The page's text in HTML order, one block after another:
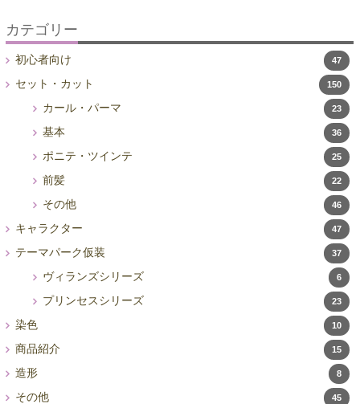
カテゴリー
初心者向け 47
セット・カット 150
カール・パーマ 23
基本 36
ポニテ・ツインテ 25
前髪 22
その他 46
キャラクター 47
テーマパーク仮装 37
ヴィランズシリーズ 6
プリンセスシリーズ 23
染色 10
商品紹介 15
造形 8
その他 45